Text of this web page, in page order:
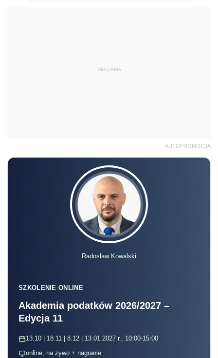
REKLAMA
AUTOPROMOCJA
Radosław Kowalski
SZKOLENIE ONLINE
Akademia podatków 2026/2027 –
Edycja 11
13.10 | 18.11 | 8.12 | 13.01.2027 r., 10:00-15:00
online, na żywo + nagranie